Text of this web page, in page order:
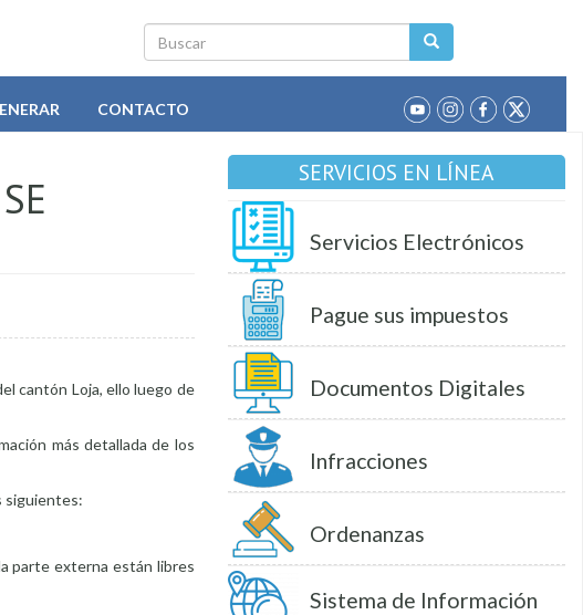
Buscar
CONTACTO
cantón Loja, ello luego de
más detallada de los
siguientes:
parte externa están libres
SERVICIOS EN LÍNEA
Servicios Electrónicos
Pague sus impuestos
Documentos Digitales
Infracciones
Ordenanzas
Sistema de Información